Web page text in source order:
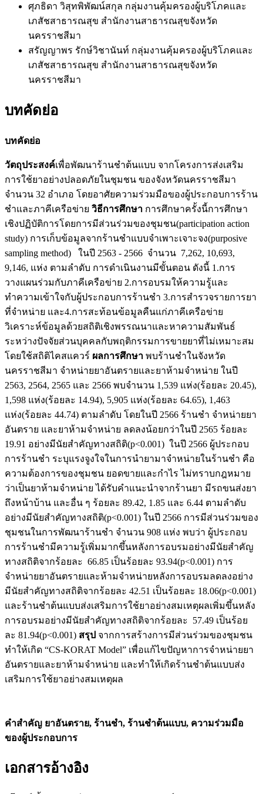
ศุภธิดา วิสุทพิพัฒน์สกุล กลุ่มงานคุ้มครองผู้บริโภคและ
เภสัชสาธารณสุข สำนักงานสาธารณสุขจังหวัด
นครราชสีมา
สรัญญาพร รักษ์วิชานันท์ กลุ่มงานคุ้มครองผู้บริโภคและ
เภสัชสาธารณสุข สำนักงานสาธารณสุขจังหวัด
นครราชสีมา
บทคัดย่อ
บทคัดย่อ
วัตถุประสงค์เพื่อพัฒนาร้านชำต้นแบบ จากโครงการส่งเสริม
การใช้ยาอย่างปลอดภัยในชุมชน ของจังหวัดนครราชสีมา
จำนวน 32 อำเภอ โดยอาศัยความร่วมมือของผู้ประกอบการร้าน
ชำและภาคีเครือข่าย วิธีการศึกษา การศึกษาครั้งนี้การศึกษา
เชิงปฏิบัติการโดยการมีส่วนร่วมของชุมชน(participation action
study) การเก็บข้อมูลจากร้านชำแบบจำเพาะเจาะจง(purposive
sampling method) ในปี 2563 - 2566 จำนวน 7,262, 10,693,
9,146, แห่ง ตามลำดับ การดำเนินงานมีขั้นตอน ดังนี้ 1.การ
วางแผนร่วมกับภาคีเครือข่าย 2.การอบรมให้ความรู้และ
ทำความเข้าใจกับผู้ประกอบการร้านชำ 3.การสำรวจรายการยา
ที่จำหน่าย และ4.การสะท้อนข้อมูลคืนแก่ภาคีเครือข่าย
วิเคราะห์ข้อมูลด้วยสถิติเชิงพรรณนาและหาความสัมพันธ์
ระหว่างปัจจัยส่วนบุคคลกับพฤติกรรมการขายยาที่ไม่เหมาะสม
โดยใช้สถิติไคสแควร์ ผลการศึกษา พบร้านชำในจังหวัด
นครราชสีมา จำหน่ายยาอันตรายและยาห้ามจำหน่าย ในปี
2563, 2564, 2565 และ 2566 พบจำนวน 1,539 แห่ง(ร้อยละ 20.45),
1,598 แห่ง(ร้อยละ 14.94), 5,905 แห่ง(ร้อยละ 64.65), 1,463
แห่ง(ร้อยละ 44.74) ตามลำดับ โดยในปี 2566 ร้านชำ จำหน่ายยา
อันตราย และยาห้ามจำหน่าย ลดลงน้อยกว่าในปี 2565 ร้อยละ
19.91 อย่างมีนัยสำคัญทางสถิติ(p<0.001) ในปี 2566 ผู้ประกอบ
การร้านชำ ระบุแรงจูงใจในการนำยามาจำหน่ายในร้านชำ คือ
ความต้องการของชุมชน ยอดขายและกำไร ไม่ทราบกฎหมาย
ว่าเป็นยาห้ามจำหน่าย ได้รับคำแนะนำจากร้านยา มีรถขนส่งยา
ถึงหน้าบ้าน และอื่น ๆ ร้อยละ 89.42, 1.85 และ 6.44 ตามลำดับ
อย่างมีนัยสำคัญทางสถิติ(p<0.001) ในปี 2566 การมีส่วนร่วมของ
ชุมชนในการพัฒนาร้านชำ จำนวน 908 แห่ง พบว่า ผู้ประกอบ
การร้านชำมีความรู้เพิ่มมากขึ้นหลังการอบรมอย่างมีนัยสำคัญ
ทางสถิติจากร้อยละ 66.85 เป็นร้อยละ 93.94(p<0.001) การ
จำหน่ายยาอันตรายและห้ามจำหน่ายหลังการอบรมลดลงอย่าง
มีนัยสำคัญทางสถิติจากร้อยละ 42.51 เป็นร้อยละ 18.06(p<0.001)
และร้านชำต้นแบบส่งเสริมการใช้ยาอย่างสมเหตุผลเพิ่มขึ้นหลัง
การอบรมอย่างมีนัยสำคัญทางสถิติจากร้อยละ 57.49 เป็นร้อย
ละ 81.94(p<0.001) สรุป จากการสร้างการมีส่วนร่วมของชุมชน
ทำให้เกิด “CS-KORAT Model” เพื่อแก้ไขปัญหาการจำหน่ายยา
อันตรายและยาห้ามจำหน่าย และทำให้เกิดร้านชำต้นแบบส่ง
เสริมการใช้ยาอย่างสมเหตุผล
คำสำคัญ ยาอันตราย, ร้านชำ, ร้านชำต้นแบบ, ความร่วมมือ
ของผู้ประกอบการ
เอกสารอ้างอิง